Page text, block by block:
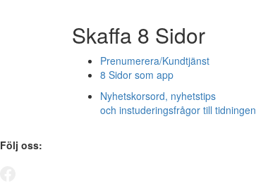
Skaffa 8 Sidor
Prenumerera/Kundtjänst
8 Sidor som app
Nyhetskorsord, nyhetstips
och instuderingsfrågor till tidningen
Följ oss: